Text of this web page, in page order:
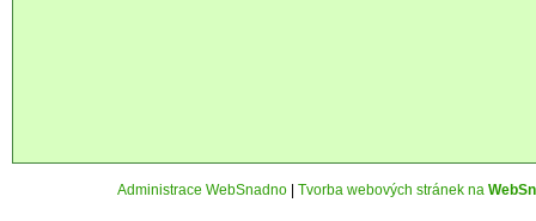
Administrace WebSnadno| Tvorba webových stránek na